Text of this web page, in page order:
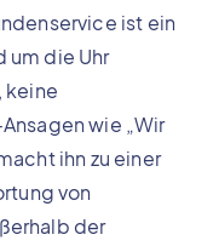
ist ein
um die Uhr
keine
wie „Wir
ihn zu einer
von
der